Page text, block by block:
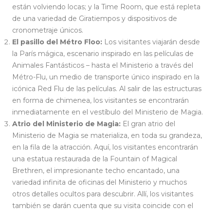
están volviendo locas; y la Time Room, que está repleta
de una variedad de Giratiempos y dispositivos de
cronometraje únicos.
El pasillo del Métro Floo: Los visitantes viajarán desde
la París mágica, escenario inspirado en las películas de
Animales Fantásticos – hasta el Ministerio a través del
Métro-Flu, un medio de transporte único inspirado en la
icónica Red Flu de las películas. Al salir de las estructuras
en forma de chimenea, los visitantes se encontrarán
inmediatamente en el vestíbulo del Ministerio de Magia.
Atrio del Ministerio de Magia: El gran atrio del
Ministerio de Magia se materializa, en toda su grandeza,
en la fila de la atracción. Aquí, los visitantes encontrarán
una estatua restaurada de la Fountain of Magical
Brethren, el impresionante techo encantado, una
variedad infinita de oficinas del Ministerio y muchos
otros detalles ocultos para descubrir. Allí, los visitantes
también se darán cuenta que su visita coincide con el